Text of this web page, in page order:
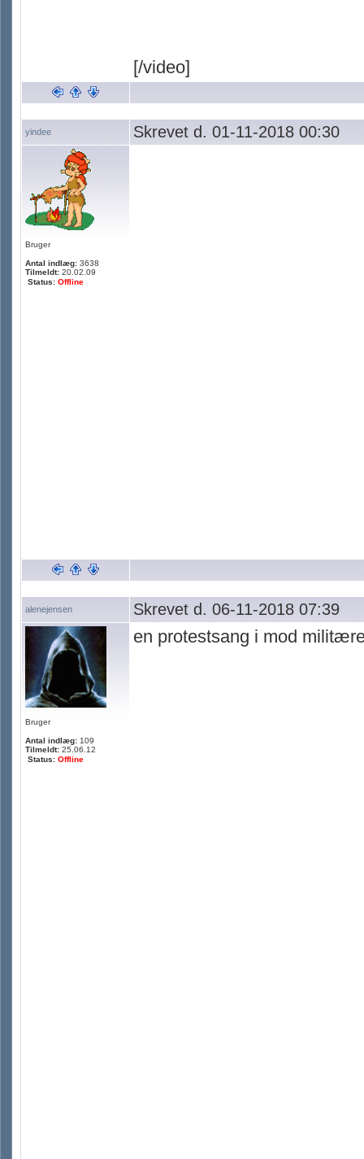
[/video]
yindee Skrevet d. 01-11-2018 00:30
Bruger
Antal indlæg: 3638
Tilmeldt: 20.02.09
Status: Offline
alenejensen Skrevet d. 06-11-2018 07:39
Bruger
Antal indlæg: 109
Tilmeldt: 25.06.12
Status: Offline
en protestsang i mod